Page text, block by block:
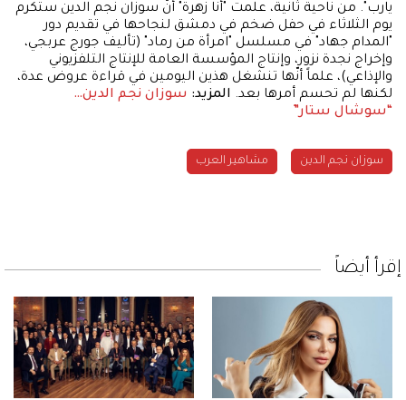
يارب". من ناحية ثانية، علمت "أنا زهرة" أنّ سوزان نجم الدين ستكرم
يوم الثلاثاء في حفل ضخم في دمشق لنجاحها في تقديم دور
"المدام جهاد" في مسلسل "امرأة من رماد" (تأليف جورج عربجي،
وإخراج نجدة نزور، وإنتاج المؤسسة العامة للإنتاج التلفزيوني
والإذاعي)، علماً أنّها تنشغل هذين اليومين في قراءة عروض عدة،
لكنها لم تحسم أمرها بعد. المزيد: سوزان نجم الدين…
“سوشال ستار”
سوزان نجم الدين مشاهير العرب
إقرأ أيضاً